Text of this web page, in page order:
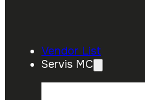
Vendor List
Servis MC